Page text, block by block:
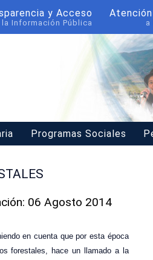
y Acceso
la Información Pública a
Programas Sociales
06 Agosto 2014
en cuenta que por esta época
forestales, hace un llamado a la